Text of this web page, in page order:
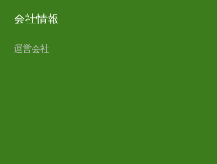
会社情報
運営会社